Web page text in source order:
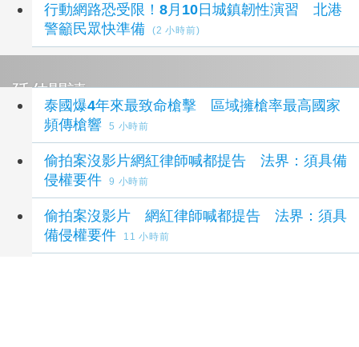
行動網路恐受限！8月10日城鎮韌性演習 北港
警籲民眾快準備
(2 小時前)
延伸閱讀
泰國爆4年來最致命槍擊 區域擁槍率最高國家
頻傳槍響
5 小時前
偷拍案沒影片網紅律師喊都提告 法界：須具備
侵權要件
9 小時前
偷拍案沒影片 網紅律師喊都提告 法界：須具
備侵權要件
11 小時前